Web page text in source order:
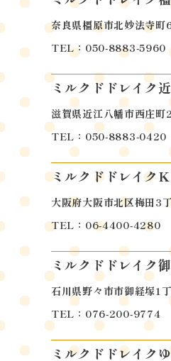
奈良県橿原市北妙法寺町
TEL：050-8883-5960
ミルクドドレイク
滋賀県近江八幡市西庄町
TEL：050-8883-0420
ミルクドドレイク
大阪府大阪市北区梅田
TEL：06-4400-4280
ミルクドドレイク
石川県野々市市御経塚1
TEL：076-200-9774
ミルクドドレイク